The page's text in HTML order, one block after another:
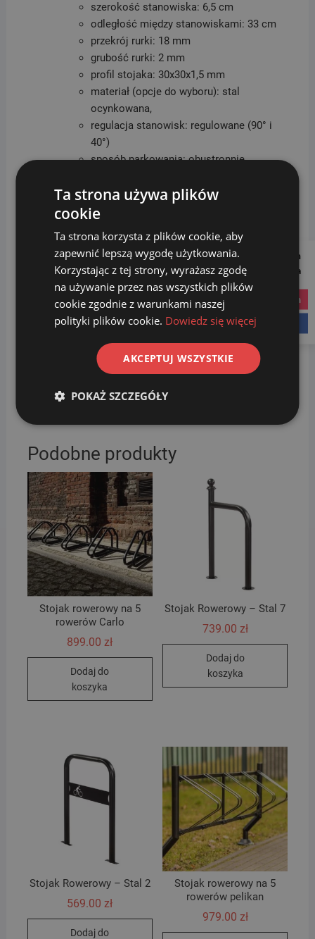
szerokość stanowiska: 6,5 cm
odległość między stanowiskami: 33 cm
przekrój rurki: 18 mm
grubość rurki: 2 mm
profil stojaka: 30x30x1,5 mm
materiał (opcje do wyboru): stal
ocynkowana,
regulacja stanowisk: regulowane (90° i
40°)
sposób parkowania: obustronnie
metoda montażu: do przykręcenia
waga: 37 kg
W ofercie sklepu sortbin24posiadamy również
Podobne produkty
Stojak rowerowy na 5
rowerów Carlo
899.00zł
Dodaj do
koszyka
Stojak Rowerowy – Stal 7
739.00 zł
Dodaj do
koszyka
Stojak Rowerowy – Stal 2
569.00zł
Dodaj do
Stojak rowerowy na 5
rowerów pelikan
979.00 zł
Follow us on
Social Media
instagram
Ta strona używa plików
cookie
Ta strona korzysta z plików cookie, aby
zapewnić lepszą wygodę użytkowania.
Korzystając z tej strony, wyrażasz zgodę
na używanie przez nas wszystkich plików
cookie zgodnie z warunkami naszej
polityki plików cookie. Dowiedz się więcej
AKCEPTUJ WSZYSTKIE
POKAŻ SZCZEGÓŁY